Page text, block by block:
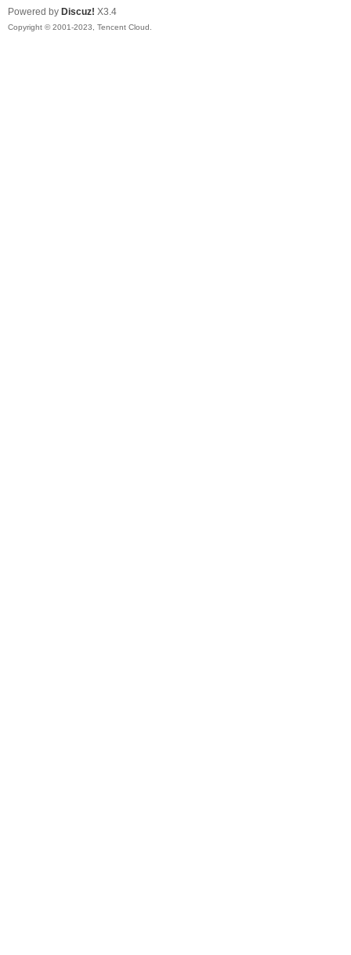
Powered by Discuz! X3.4
Copyright © 2001-2023, Tencent Cloud.